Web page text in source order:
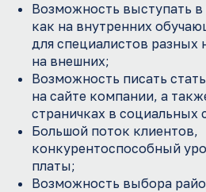
Возможность выступать в
как на внутренних
для специалистов разных
на внешних;
Возможность писать
на сайте компании, а
страничках в социальных
Большой поток клиентов,
конкурентоспособный
платы;
Возможность выбора
E-mail
Загрузить файл